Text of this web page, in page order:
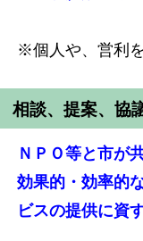
※個人や、営利
相談、提案、協
ＮＰＯ等と市が
効果的・効率的
ビスの提供に資